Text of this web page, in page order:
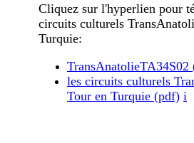
Cliquez sur l'hyperlien pour
circuits culturels
Turquie:
TransAnatolieTA34S02
les circuits culturels
Tour en Turquie (pdf) i